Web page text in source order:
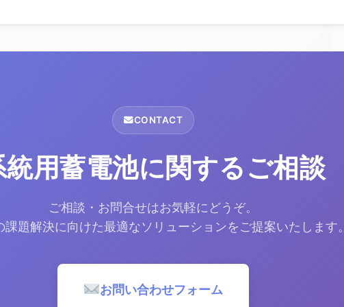
CONTACT
統用蓄電池に関するご相談
ご相談・お問合せはお気軽にどうぞ。
課題解決に向けた最適なソリューションをご提案いたします。
お問い合わせフォーム